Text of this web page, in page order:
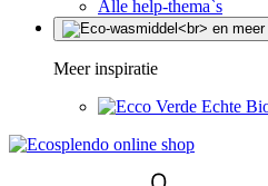
Alle help-thema`s
Meer inspiratie
Echte